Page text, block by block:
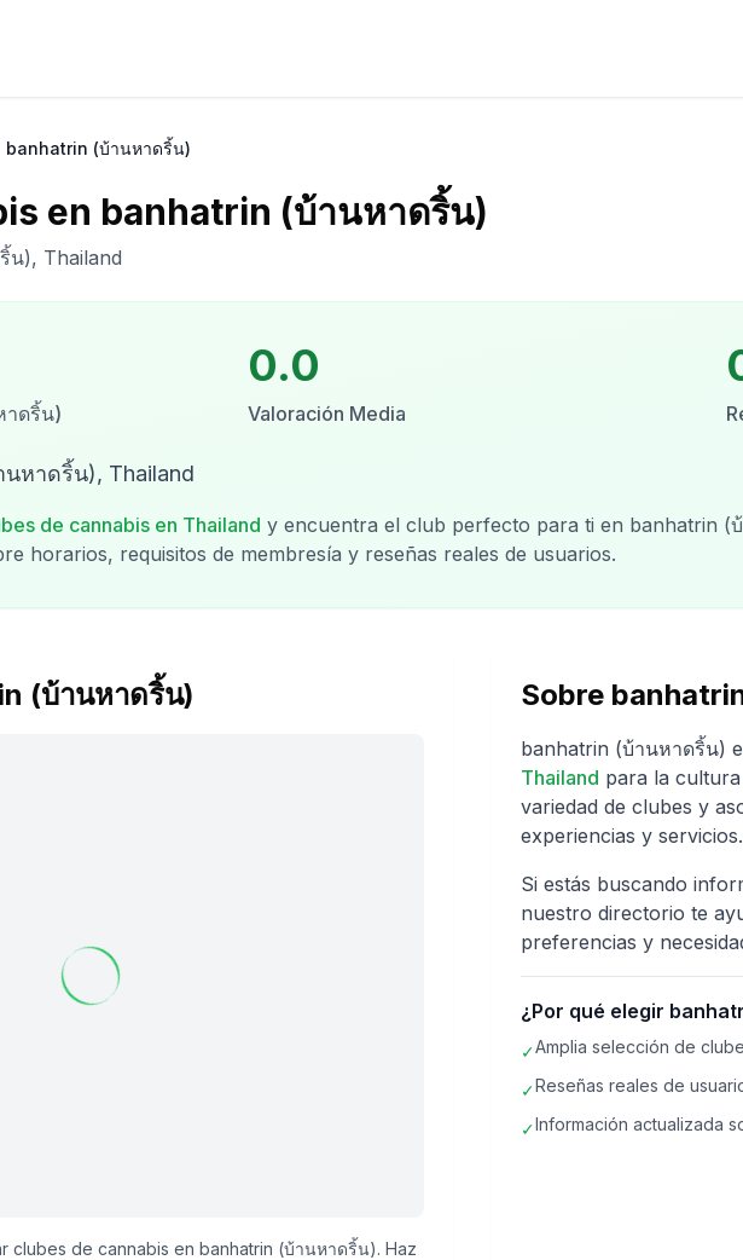
banhatrin (บ้านหาดริ้น)
en banhatrin (บ้านหาดริ้น)
น), Thailand
าดริ้น)
0.0
Valoración Media
นหาดริ้น), Thailand
de cannabis en Thailand y encuentra el club perfecto para ti en banhatrin (
horarios, requisitos de membresía y reseñas reales de usuarios.
(บ้านหาดริ้น)
clubes de cannabis en banhatrin (บ้านหาดริ้น). Haz
Sobre
banhatrin (บ้านหาดริ้น)
Thailand para la
variedad de clubes y
experiencias y servicios.
Si estás buscando
nuestro directorio te
preferencias y
¿Por qué elegir
✓Amplia selección de
✓Reseñas reales de
✓Información actualizada